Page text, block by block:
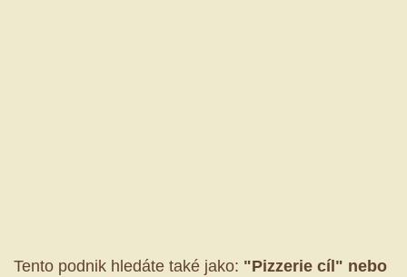
Tento podnik hledáte také jako: "Pizzerie cíl" nebo